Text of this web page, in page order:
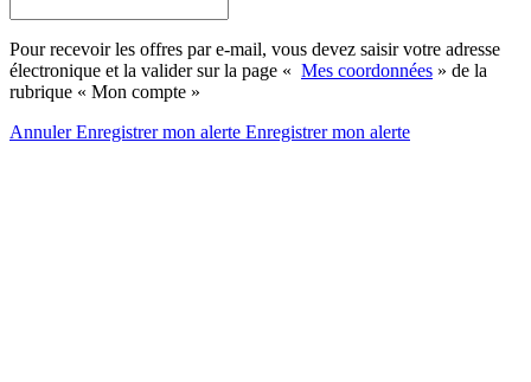
Pour recevoir les offres par e-mail, vous devez saisir votre adresse
électronique et la valider sur la page « Mes coordonnées » de la
rubrique « Mon compte »
AnnulerEnregistrer mon alerte Enregistrermon alerte